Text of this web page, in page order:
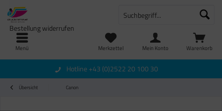
Menü Warenkorb
Merkzettel
Bestellung widerrufen
Mein Konto
Hotline +43 (0)2522 20 100 30
Übersicht Canon